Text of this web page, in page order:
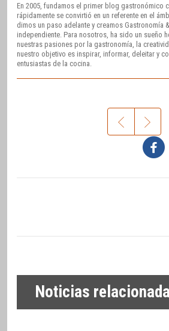
En 2005, fundamos el primer blog gastronómico
rápidamente se convirtió en un referente en el
dimos un paso adelante y creamos Gastronomía
independiente. Para nosotros, ha sido un sueño
nuestras pasiones por la gastronomía, la
nuestro objetivo es inspirar, informar, deleitar y
entusiastas de la cocina.
Noticias